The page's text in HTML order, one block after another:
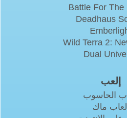
Battle For The
Deadhaus
Wild Terra 2:
Dual
إلعب
الحاسوب
ألعاب ماك